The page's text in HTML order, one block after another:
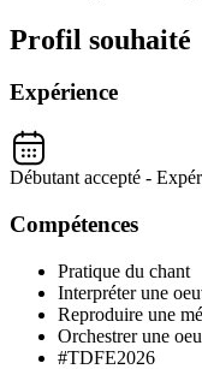
Profil souhaité
Expérience
Débutant accepté -
Compétences
Pratique du chant
Interpréter une
Reproduire une
Orchestrer une
#TDFE2026